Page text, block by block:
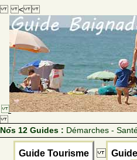
<
Nos 12 Guides : Démarches -
Guide Tourisme